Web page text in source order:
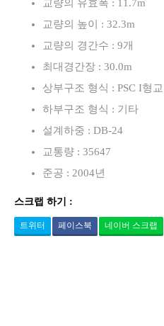
교량의 유효폭 : 11.7m
교량의 높이 : 32.3m
교량의 경간수 : 9개
최대경간장 : 30.0m
상부구조 형식 : PSC I형교
하부구조 형식 : 기타
설계하중 : DB-24
교통량 : 35647
준공 : 2004년
스크랩 하기 :
트위터 페이스북 네이버 스크랩